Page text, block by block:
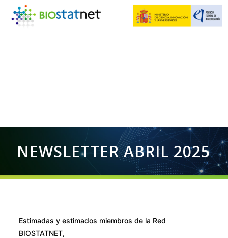
NEWSLETTER ABRIL 2025
Estimadas y estimados miembros de la Red
BIOSTATNET,